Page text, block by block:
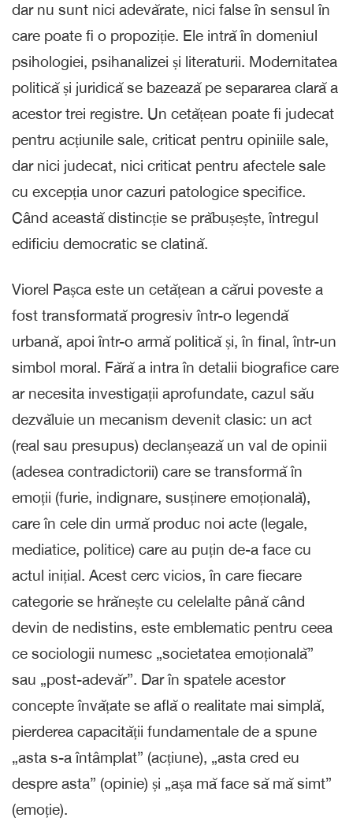
dar nu sunt nici adevărate, nici false în sensul în
care poate fi o propoziție. Ele intră în domeniul
psihologiei, psihanalizei și literaturii. Modernitatea
politică și juridică se bazează pe separarea clară a
acestor trei registre. Un cetățean poate fi judecat
pentru acțiunile sale, criticat pentru opiniile sale,
dar nici judecat, nici criticat pentru afectele sale
cu excepția unor cazuri patologice specifice.
Când această distincție se prăbușește, întregul
edificiu democratic se clatină.
Viorel Pașca este un cetățean a cărui poveste a
fost transformată progresiv într-o legendă
urbană, apoi într-o armă politică și, în final, într-un
simbol moral. Fără a intra în detalii biografice care
ar necesita investigații aprofundate, cazul său
dezvăluie un mecanism devenit clasic: un act
(real sau presupus) declanșează un val de opinii
(adesea contradictorii) care se transformă în
emoții (furie, indignare, susținere emoțională),
care în cele din urmă produc noi acte (legale,
mediatice, politice) care au puțin de-a face cu
actul inițial. Acest cerc vicios, în care fiecare
categorie se hrănește cu celelalte până când
devin de nedistins, este emblematic pentru ceea
ce sociologii numesc „societatea emoțională”
sau „post-adevăr”. Dar în spatele acestor
concepte învățate se află o realitate mai simplă,
pierderea capacității fundamentale de a spune
„asta s-a întâmplat” (acțiune), „asta cred eu
despre asta” (opinie) și „așa mă face să mă simt”
(emoție).